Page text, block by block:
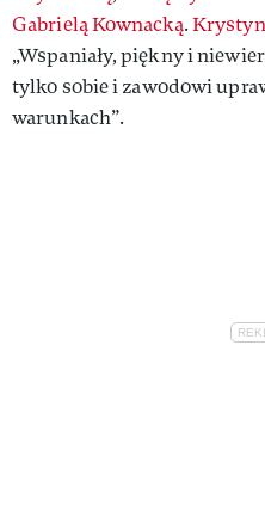
Gabrielą Kownacką.
„Wspaniały, piękny i
tylko sobie i zawodowi
warunkach”.